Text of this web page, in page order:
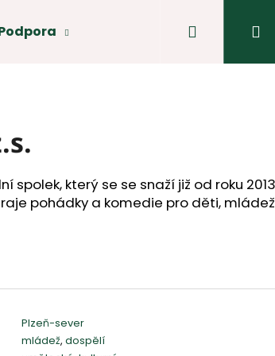
spolek, který se se snaží již od roku
pohádky a komedie pro děti,
Plzeň-sever
mládež, dospělí